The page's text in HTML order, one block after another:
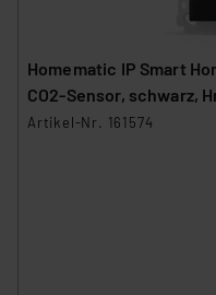
Homematic IP Smart Home Glas-
CO2-Sensor, schwarz,
Artikel-Nr. 161574